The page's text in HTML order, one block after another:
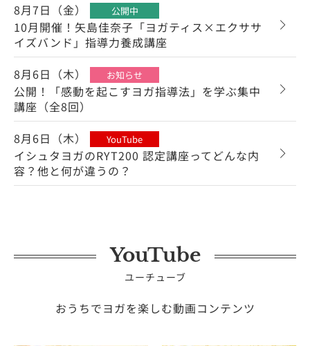
8月7日（金）
公開中
10月開催！矢島佳奈子「ヨガティス×エクササ
イズバンド」指導力養成講座
8月6日（木）
お知らせ
公開！「感動を起こすヨガ指導法」を学ぶ集中
講座（全8回）
8月6日（木）
YouTube
イシュタヨガのRYT200 認定講座ってどんな内
容？他と何が違うの？
YouTube
ユーチューブ
おうちでヨガを楽しむ動画コンテンツ